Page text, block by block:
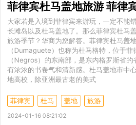
大家若是入境到菲律宾来游玩，一定不能
长滩岛以及杜马盖地了。那么菲律宾杜马
旅游季节？华商为您解答。菲律宾杜马盖
（Dumaguete）也称为杜马格特，位于
（Negros）的东南部，是东内格罗斯省
有浓浓的书卷气和清新感。杜马盖地市中
地高校，除亚洲最古老的美式
菲律宾 杜马 盖地 旅游
2024-01-16 08:21:02